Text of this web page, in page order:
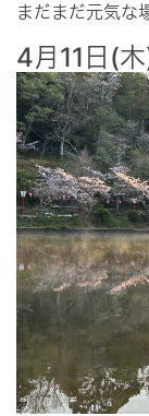
まだまだ元気な
4月11日(